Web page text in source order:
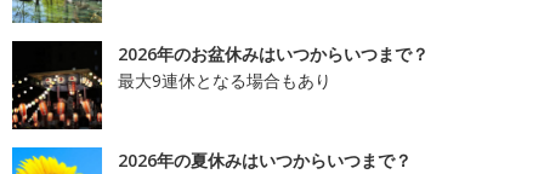
2026年のお盆休みはいつからいつまで？
最大9連休となる場合もあり
2026年の夏休みはいつからいつまで？